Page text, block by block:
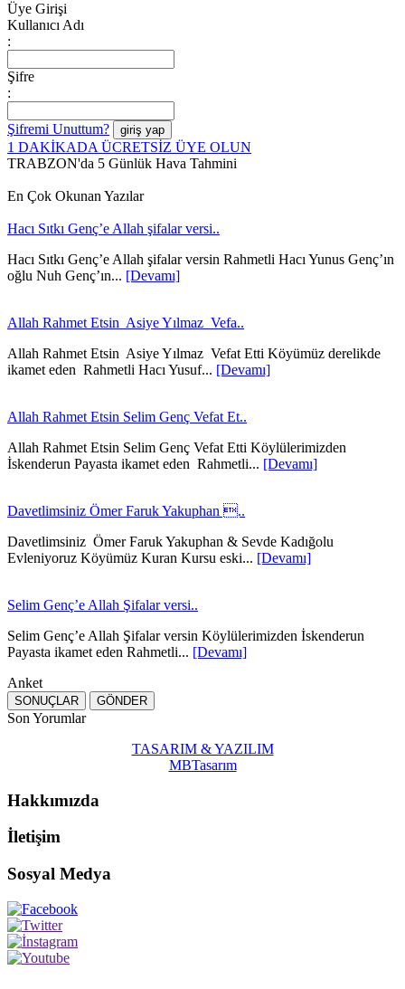
Üye Girişi
Kullanıcı Adı
:
Şifre
:
Şifremi Unuttum?
1 DAKİKADA ÜCRETSİZ ÜYE OLUN
TRABZON'da 5 Günlük Hava Tahmini
En Çok Okunan Yazılar
Hacı Sıtkı Genç’e Allah şifalar versi..
Hacı Sıtkı Genç’e Allah şifalar versin Rahmetli Hacı Yunus Genç’ın
oğlu Nuh Genç’ın... [Devamı]
Allah Rahmet Etsin Asiye Yılmaz Vefa..
Allah Rahmet Etsin Asiye Yılmaz Vefat Etti Köyümüz derelikde
ikamet eden Rahmetli Hacı Yusuf... [Devamı]
Allah Rahmet Etsin Selim Genç Vefat Et..
Allah Rahmet Etsin Selim Genç Vefat Etti Köylülerimizden
İskenderun Payasta ikamet eden Rahmetli... [Devamı]
Davetlimsiniz Ömer Faruk Yakuphan ..
Davetlimsiniz Ömer Faruk Yakuphan & Sevde Kadığolu
Evleniyoruz Köyümüz Kuran Kursu eski... [Devamı]
Selim Genç’e Allah Şifalar versi..
Selim Genç’e Allah Şifalar versin Köylülerimizden İskenderun
Payasta ikamet eden Rahmetli... [Devamı]
Anket
Son Yorumlar
TASARIM & YAZILIM
MBTasarım
Hakkımızda
İletişim
Sosyal Medya